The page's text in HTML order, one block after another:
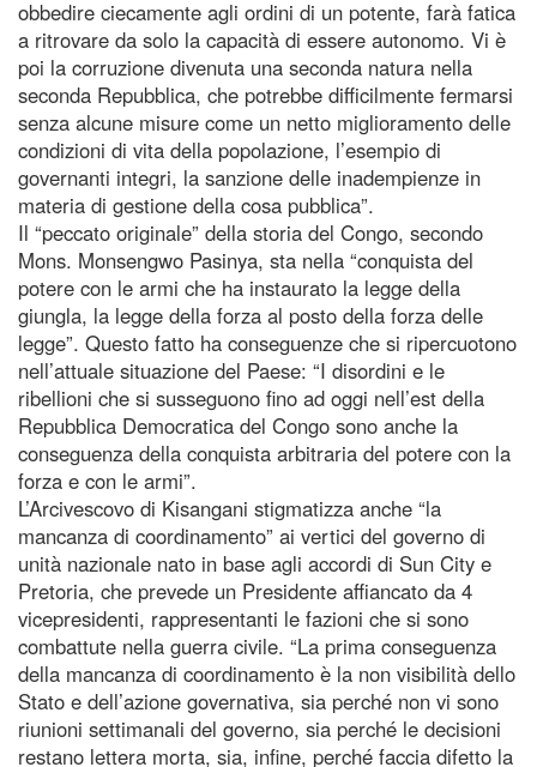
obbedire ciecamente agli ordini di un potente, farà fatica
a ritrovare da solo la capacità di essere autonomo. Vi è
poi la corruzione divenuta una seconda natura nella
seconda Repubblica, che potrebbe difficilmente fermarsi
senza alcune misure come un netto miglioramento delle
condizioni di vita della popolazione, l’esempio di
governanti integri, la sanzione delle inadempienze in
materia di gestione della cosa pubblica”.
Il “peccato originale” della storia del Congo, secondo
Mons. Monsengwo Pasinya, sta nella “conquista del
potere con le armi che ha instaurato la legge della
giungla, la legge della forza al posto della forza delle
legge”. Questo fatto ha conseguenze che si ripercuotono
nell’attuale situazione del Paese: “I disordini e le
ribellioni che si susseguono fino ad oggi nell’est della
Repubblica Democratica del Congo sono anche la
conseguenza della conquista arbitraria del potere con la
forza e con le armi”.
L’Arcivescovo di Kisangani stigmatizza anche “la
mancanza di coordinamento” ai vertici del governo di
unità nazionale nato in base agli accordi di Sun City e
Pretoria, che prevede un Presidente affiancato da 4
vicepresidenti, rappresentanti le fazioni che si sono
combattute nella guerra civile. “La prima conseguenza
della mancanza di coordinamento è la non visibilità dello
Stato e dell’azione governativa, sia perché non vi sono
riunioni settimanali del governo, sia perché le decisioni
restano lettera morta, sia, infine, perché faccia difetto la